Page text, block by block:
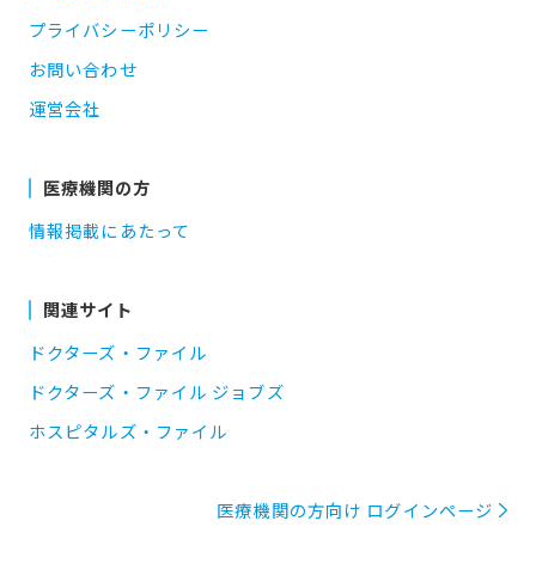
プライバシーポリシー
お問い合わせ
運営会社
医療機関の方
情報掲載にあたって
関連サイト
ドクターズ・ファイル
ドクターズ・ファイル ジョブズ
ホスピタルズ・ファイル
医療機関の方向け ログインページ